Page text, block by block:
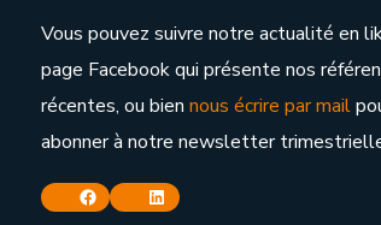
Vous pouvez suivre notre actualité en
page Facebook qui présente nos
récentes, ou bien nous écrire par mail
abonner à notre newsletter
FacebookLinkedin